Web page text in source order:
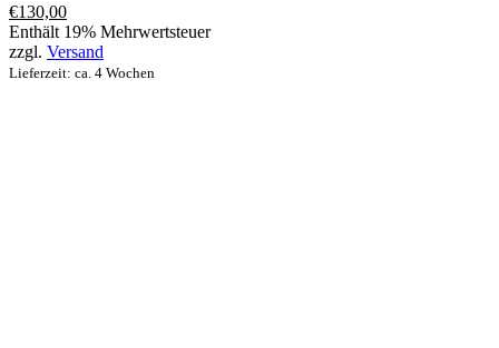
€130,00
Enthält 19% Mehrwertsteuer
zzgl. Versand
Lieferzeit: ca. 4 Wochen